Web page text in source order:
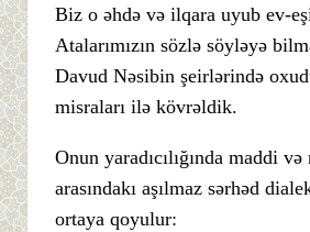
Biz o əhdə və ilqara uyub ev-
Atalarımızın sözlə söyləyə
Davud Nəsibin şeirlərində
misraları ilə kövrəldik.
Onun yaradıcılığında maddi
arasındakı aşılmaz sərhəd
ortaya qoyulur: